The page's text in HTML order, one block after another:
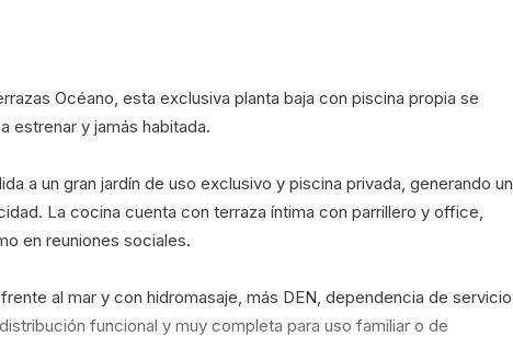
estrenar y jamás habitada.
a un gran jardín de uso exclusivo y piscina privada, generando un
La cocina cuenta con terraza íntima con parrillero y office,
en reuniones sociales.
al mar y con hidromasaje, más DEN, dependencia de servicio
funcional y muy completa para uso familiar o de